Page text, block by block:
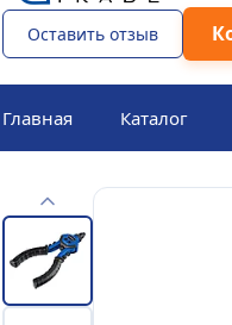
Оставить отзыв
Главная Каталог